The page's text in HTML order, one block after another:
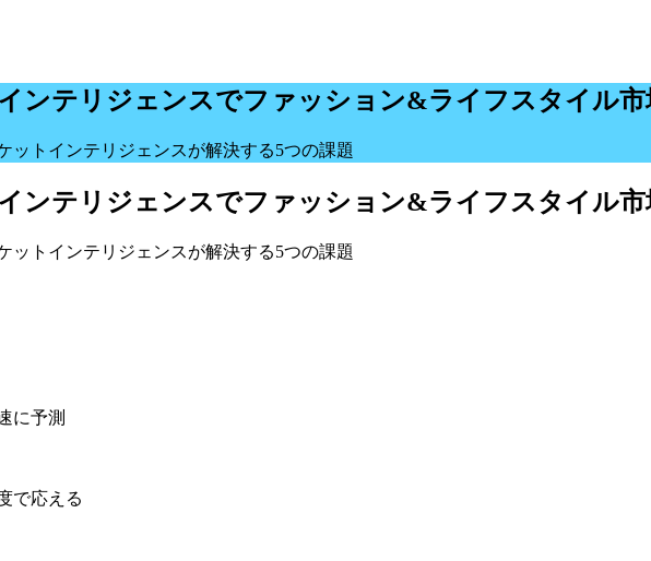
ンテリジェンスでファッション&ライフスタイル市
ットインテリジェンスが解決する5つの課題
ンテリジェンスでファッション&ライフスタイル市
ットインテリジェンスが解決する5つの課題
に予測
で応える